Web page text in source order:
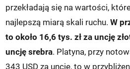
przekładają się na wartości,
najlepszą miarą skali ruchu.W
to około 16,6 tys. zł za uncję
uncję srebra. Platyna, przy
343 USD za uncję, to w